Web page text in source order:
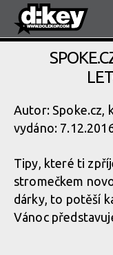
Autor: Spoke.cz,
vydáno:
Tipy, které ti
stromečkem
dárky, to potěší
Vánoc